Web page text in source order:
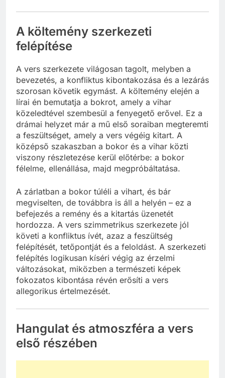
A költemény szerkezeti
felépítése
A vers szerkezete világosan tagolt, melyben a
bevezetés, a konfliktus kibontakozása és a lezárás
szorosan követik egymást. A költemény elején a
lírai én bemutatja a bokrot, amely a vihar
közeledtével szembesül a fenyegető erővel. Ez a
drámai helyzet már a mű első soraiban megteremti
a feszültséget, amely a vers végéig kitart. A
középső szakaszban a bokor és a vihar közti
viszony részletezése kerül előtérbe: a bokor
félelme, ellenállása, majd megpróbáltatása.
A zárlatban a bokor túléli a vihart, és bár
megviselten, de továbbra is áll a helyén – ez a
befejezés a remény és a kitartás üzenetét
hordozza. A vers szimmetrikus szerkezete jól
követi a konfliktus ívét, azaz a feszültség
felépítését, tetőpontját és a feloldást. A szerkezeti
felépítés logikusan kíséri végig az érzelmi
változásokat, miközben a természeti képek
fokozatos kibontása révén erősíti a vers
allegorikus értelmezését.
Hangulat és atmoszféra a vers
első részében